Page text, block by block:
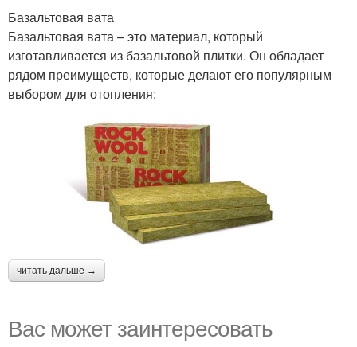
Базальтовая вата
Базальтовая вата – это материал, который
изготавливается из базальтовой плитки. Он обладает
рядом преимуществ, которые делают его популярным
выбором для отопления:
читать дальше →
Вас может заинтересовать